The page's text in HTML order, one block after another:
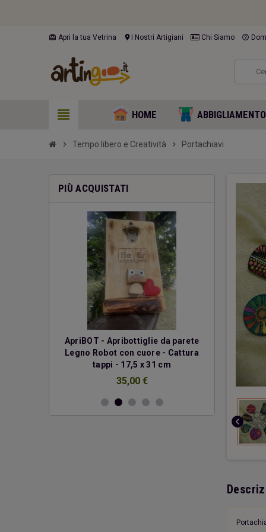
card_giftcard Apri la tua Vetrina location_on I Nostri Artigiani Chi Siamo help_outline
view_headline HOME ABBIGLIAMENTO
chevron_right Tempo libero e Creatività chevron_right Portachiavi
PIÙ ACQUISTATI
ApriBOT - Apribottiglie da parete
Legno Robot con cuore - Cattura
tappi - 17,5 x 31 cm
35,00 €
Due
chevron_left